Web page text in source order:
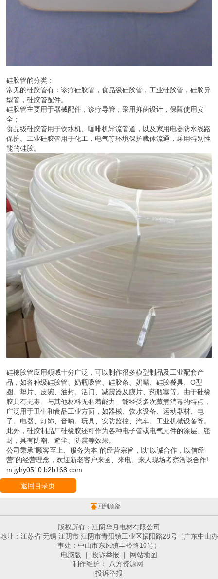
硅胶管的分类：
常见的硅胶管有：诊疗硅胶管，食品级硅胶管，工业硅胶管，硅胶异
型管，硅胶管配件。
硅胶管主要用于器械配件，诊疗导管，采用抑菌设计，保障使用安
全；
食品级硅胶管用于饮水机、咖啡机导流管道，以及家用电器防水线路
保护。工业硅胶管用于化工，电气等环境保护载体流通，采用特别性
能的硅胶。
硅橡胶管应用领域十分广泛，可以制作很多模型制品及工业配套产
品，如各种级硅胶管、奶瓶吸管、硅胶条、奶嘴、硅胶餐具、O型
圈、垫片、皮碗、油封、活门、减震器及膜片、药瓶塞等。由于硅橡
胶具有无毒、与其他材料无黏着能力、能经受多次蒸煮消毒的特点，
广泛用于卫生和食品工业方面，如器械、饮水设备、运动器材、电
子、电器、灯饰、音响、玩具、安防监控、汽车、工业机械设备等。
此外，硅胶制品厂硅橡胶还可作为各种电子管或电气元件的涂层、密
封，具有防潮、避尘、防震等效果。
公司秉承“顾客至上、服务为本”的经营宗旨，以“以诚合作，以信经
营”的经营理念，欢迎新老客户来函、来电、来人现场考察洽谈合作!
m.jyhy0510.b2b168.com
返回目录页
回到顶部
版权所有：江阴华月电材有限公司
地址：江苏省 无锡 江阴市 江阴市青阳镇工业区振阳路28号（广东中山办
事处：中山市东凤镇丰裕路10号）
电脑版
| 投诉举报 |
网站地图
制作维护：
八方资源网
投诉举报